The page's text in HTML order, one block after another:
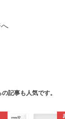
へ
の記事も人気です。